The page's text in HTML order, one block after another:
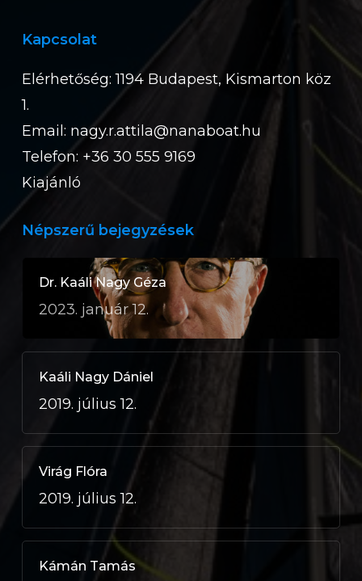
Kapcsolat
Elérhetőség: 1194 Budapest, Kismarton köz
1.
Email: nagy.r.attila@nanaboat.hu
Telefon: +36 30 555 9169
Kiajánló
Népszerű bejegyzések
Dr. Kaáli Nagy Géza
2023. január 12.
Kaáli Nagy Dániel
2019. július 12.
Virág Flóra
2019. július 12.
Kámán Tamás